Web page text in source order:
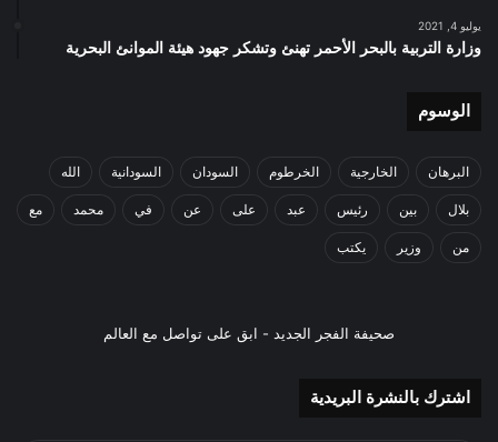
يوليو 4, 2021
وزارة التربية بالبحر الأحمر تهنئ وتشكر جهود هيئة الموانئ البحرية
الوسوم
البرهان الخارجية الخرطوم السودان السودانية الله
بلال بين رئيس عبد على عن في محمد مع
من وزير يكتب
صحيفة الفجر الجديد - ابق على تواصل مع العالم
اشترك بالنشرة البريدية